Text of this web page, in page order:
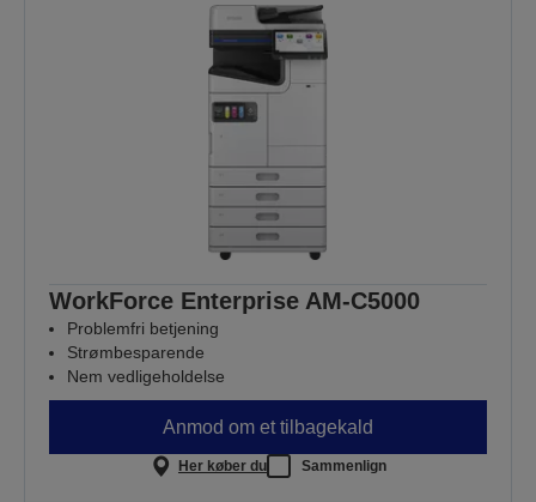
WorkForce Enterprise AM-C5000
Problemfri betjening
Strømbesparende
Nem vedligeholdelse
Anmod om et tilbagekald
Her køber du Sammenlign